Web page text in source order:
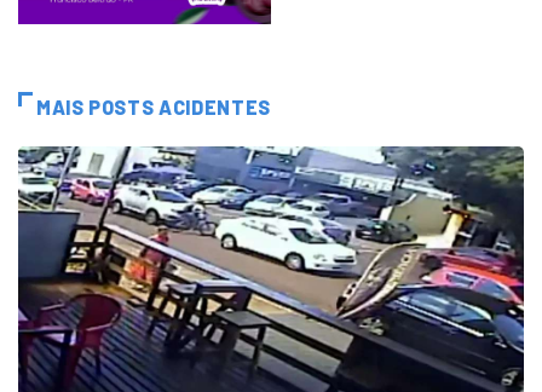
MAIS POSTS ACIDENTES